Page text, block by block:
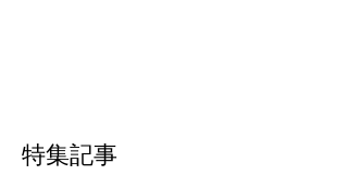
特集記事